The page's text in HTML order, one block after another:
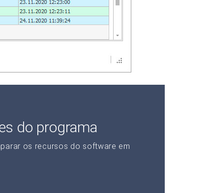
do programa
os recursos do software em